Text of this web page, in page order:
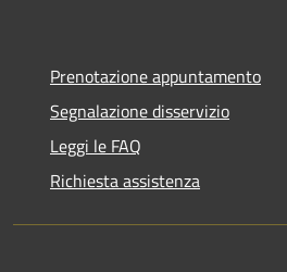
Prenotazione appuntamento
Segnalazione disservizio
Leggi le FAQ
Richiesta assistenza